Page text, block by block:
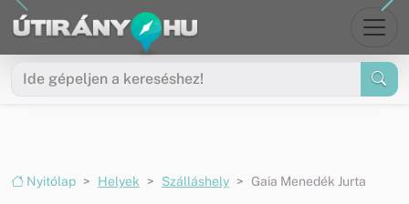
Ugrás a menüre
Ugrás a tartalomra
Nyitólap Helyek Szálláshely Gaia Menedék Jurta